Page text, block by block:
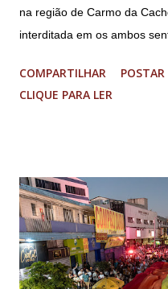
Defesa. A acusação
abolição violenta do Estado
na região de Carmo da
interditada em os ambos
Imagens
COMPARTILHAR
CLIQUE PARA LER